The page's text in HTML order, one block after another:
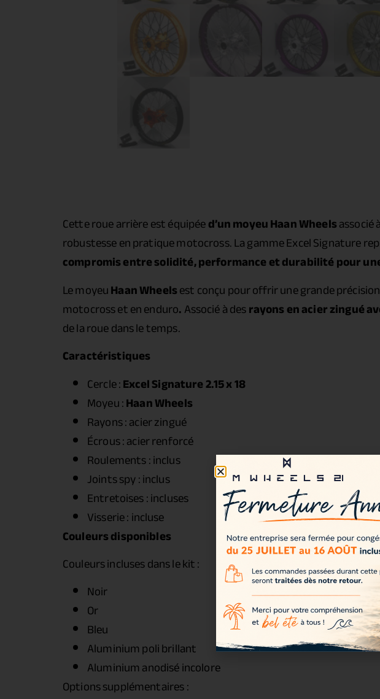
Cette roue arrière est équipéed’un moyeu Haan Wheelsassocié
robustesse en pratique motocross. La gamme Excel Signature
compromis entre solidité, performance et durabilité pour
Le moyeuHaan Wheelsest conçu pour offrir une grande
motocross et en enduro.Associé à desrayons en acier zingué
de la roue dans le temps.
Caractéristiques
Cercle :Excel Signature 2.15 x 18
Moyeu :Haan Wheels
Rayons : acier zingué
Écrous : acier renforcé
Roulements : inclus
Joints spy : inclus
Entretoises : incluses
Visserie : incluse
Couleurs disponibles
Couleurs incluses dans le kit :
Noir
Or
Bleu
Aluminium poli brillant
Aluminium anodisé incolore
Options supplémentaires :